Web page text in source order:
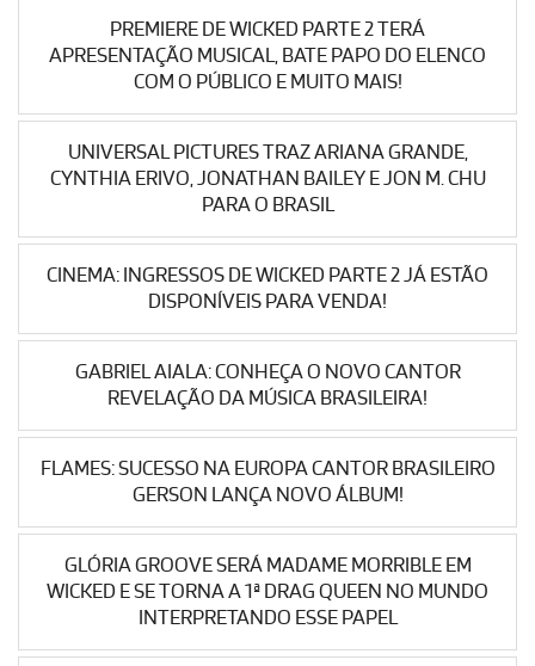
PREMIERE DE WICKED PARTE 2 TERÁ
APRESENTAÇÃO MUSICAL, BATE PAPO DO ELENCO
COM O PÚBLICO E MUITO MAIS!
UNIVERSAL PICTURES TRAZ ARIANA GRANDE,
CYNTHIA ERIVO, JONATHAN BAILEY E JON M. CHU
PARA O BRASIL
CINEMA: INGRESSOS DE WICKED PARTE 2 JÁ ESTÃO
DISPONÍVEIS PARA VENDA!
GABRIEL AIALA: CONHEÇA O NOVO CANTOR
REVELAÇÃO DA MÚSICA BRASILEIRA!
FLAMES: SUCESSO NA EUROPA CANTOR BRASILEIRO
GERSON LANÇA NOVO ÁLBUM!
GLÓRIA GROOVE SERÁ MADAME MORRIBLE EM
WICKED E SE TORNA A 1ª DRAG QUEEN NO MUNDO
INTERPRETANDO ESSE PAPEL